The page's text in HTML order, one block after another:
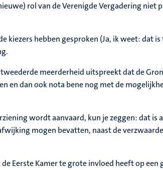
rol van de Verenigde Vergadering niet
hebben gesproken (Ja, ik weet: dat
meerderheid uitspreekt dat de
en dan ook nota bene nog met de
wordt aanvaard, kun je zeggen: dat
mogen bevatten, naast de
Eerste Kamer te grote invloed heeft op